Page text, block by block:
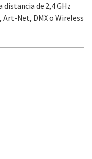
de 2,4 GHz
Net, DMX o Wireless